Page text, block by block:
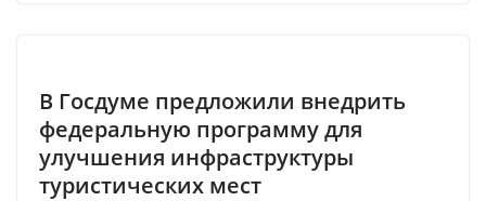
В Госдуме предложили внедрить
федеральную программу для
улучшения инфраструктуры
туристических мест